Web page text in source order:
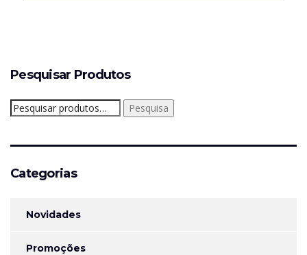
Pesquisar Produtos
Pesquisar
por:
Pesquisa
Categorias
Novidades
Promoções